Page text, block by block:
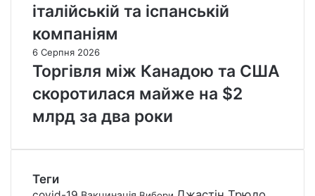
італійській та іспанській
компаніям
6 Серпня 2026
Торгівля між Канадою та США
скоротилася майже на $2
млрд за два роки
Теги